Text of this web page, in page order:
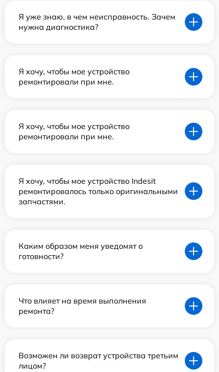
Я уже знаю, в чем неисправность. Зачем
нужна диагностика?
Я хочу, чтобы мое устройство
ремонтировали при мне.
Я хочу, чтобы мое устройство
ремонтировали при мне.
Я хочу, чтобы мое устройство Indesit
ремонтировалось только оригинальными
запчастями.
Каким образом меня уведомят о
готовности?
Что влияет на время выполнения
ремонта?
Возможен ли возврат устройства третьим
лицом?